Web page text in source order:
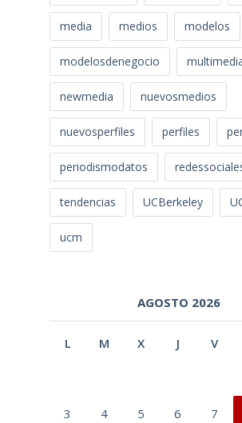
media medios modelos
modelosdenegocio
newmedia nuevosmedios
nuevosperfiles perfiles
periodismodatos
tendencias UCBerkeley
ucm
AGOSTO 2026
L M X J V
3 4 5 6 7